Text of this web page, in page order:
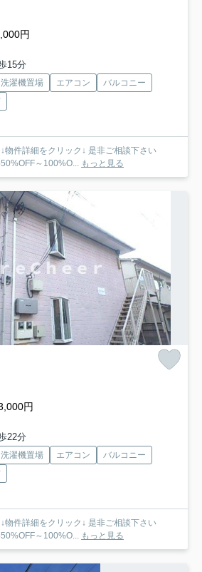
円
15分
濯機置場 エアコン
バルコニー
物件詳細をクリック↓ 是非ご相談下さい
～100%O... もっと見る
円
22分
濯機置場 エアコン
バルコニー
物件詳細をクリック↓ 是非ご相談下さい
～100%O...
もっと見る